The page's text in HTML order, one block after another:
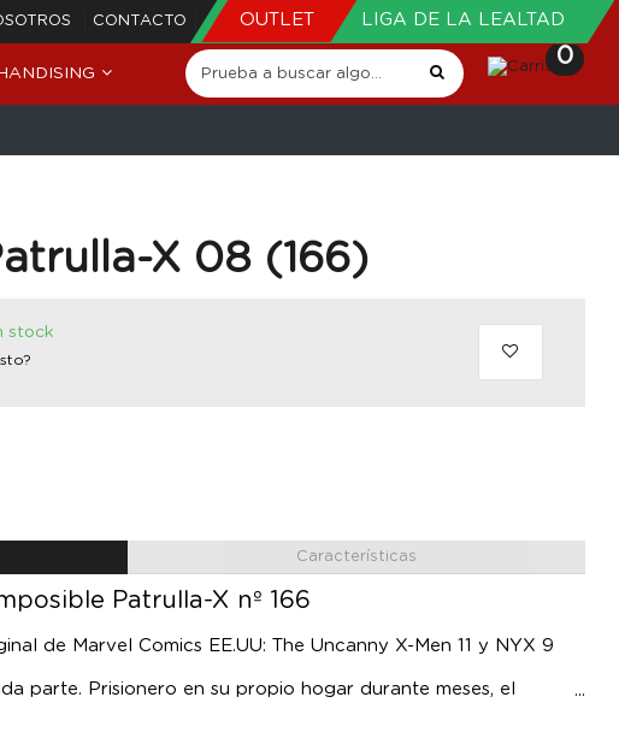
CONTACTO OUTLET LIGA DE LA LEALTAD
0
X 08 (166)
stock
Características
Patrulla-X nº 166
de Marvel Comics EE.UU: The Uncanny X-Men 11 y NYX 9
parte. Prisionero en su propio hogar durante meses, el
que le llevará a lo largo de todo el país. ¿Qué harán sus
o matarlo? La Patrulla-X de Luisiana se ve forzada a